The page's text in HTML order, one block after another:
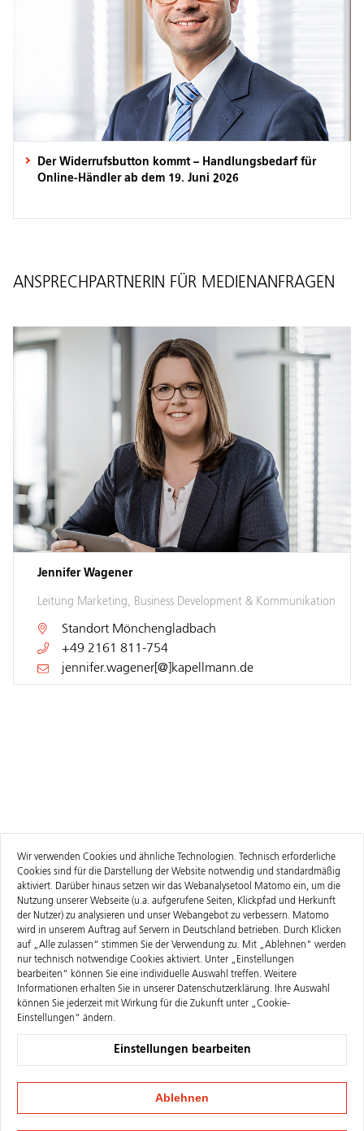
Der Widerrufsbutton kommt – Handlungsbedarf für
Online-Händler ab dem 19. Juni 2026
ANSPRECHPARTNERIN FÜR MEDIENANFRAGEN
Jennifer Wagener
Leitung Marketing, Business Development & Kommunikation
Standort Mönchengladbach
+49 2161 811-754
jennifer.wagener[@]kapellmann.de
Wir verwenden Cookies und ähnliche Technologien. Technisch erforderliche
Cookies sind für die Darstellung der Website notwendig und standardmäßig
aktiviert. Darüber hinaus setzen wir das Webanalysetool Matomo ein, um die
Nutzung unserer Webseite (u.a. aufgerufene Seiten, Klickpfad und Herkunft
der Nutzer) zu analysieren und unser Webangebot zu verbessern. Matomo
wird in unserem Auftrag auf Servern in Deutschland betrieben. Durch Klicken
auf „Alle zulassen“ stimmen Sie der Verwendung zu. Mit „Ablehnen" werden
nur technisch notwendige Cookies aktiviert. Unter „Einstellungen
bearbeiten“ können Sie eine individuelle Auswahl treffen. Weitere
Informationen erhalten Sie in unserer Datenschutzerklärung. Ihre Auswahl
können Sie jederzeit mit Wirkung für die Zukunft unter „Cookie-
Einstellungen“ ändern.
Einstellungen bearbeiten
Ablehnen